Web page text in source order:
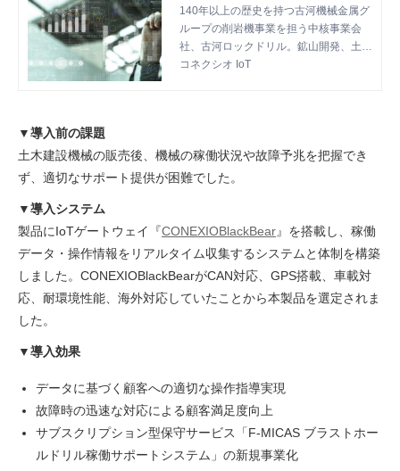
トの充実と新たな 事業展開を
推進（古河ロックドリル様）
140年以上の歴史を持つ古河機械金属グ
ループの削岩機事業を担う中核事業会
社、古河ロックドリル。鉱山開発、土
木、建設で活躍するブラストホールドリ
事業を展開しています。グループ全社で
マーケティング経営を目指す中、同社は
用いた新たなサブスクリプション型のサ
視｜事例｜IoT
コネクシオ IoT
▼導入前の課題
土木建設機械の販売後、機械の稼働状況や故障予兆を把握でき
ず、適切なサポート提供が困難でした。
▼導入システム
製品にIoTゲートウェイ『CONEXIOBlackBear』を搭載し、稼働
データ・操作情報をリアルタイム収集するシステムと体制を構築
しました。CONEXIOBlackBearがCAN対応、GPS搭載、車載対
応、耐環境性能、海外対応していたことから本製品を選定されま
した。
▼導入効果
データに基づく顧客への適切な操作指導実現
故障時の迅速な対応による顧客満足度向上
サブスクリプション型保守サービス「F-MICAS ブラストホー
ルドリル稼働サポートシステム」の新規事業化